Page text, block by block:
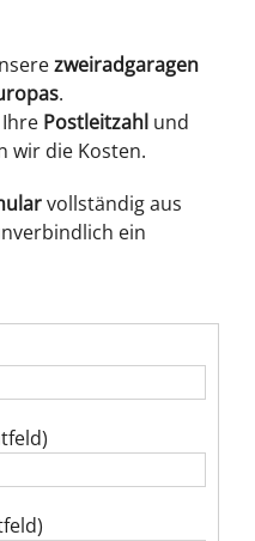
zweiradgaragen
.
Ihre Postleitzahl und
wir die Kosten.
vollständig aus
ein